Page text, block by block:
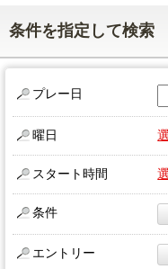
条件を指定して検索
プレー日
曜日
スタート時間
条件
エントリー